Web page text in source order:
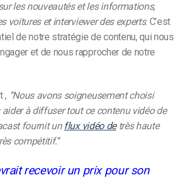
les nouveautés et les informations,
voitures et interviewer des experts. C’est
de notre stratégie de contenu, qui nous
et de nous rapprocher de notre
, “Nous avons soigneusement choisi
à diffuser tout ce contenu vidéo de
fournit un flux vidéo detrès haute
compétitif.”
recevoir un prix pour son